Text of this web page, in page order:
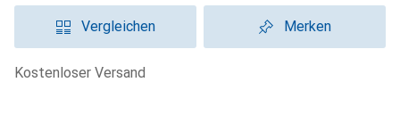
Vergleichen Merken
kostenloser Versand